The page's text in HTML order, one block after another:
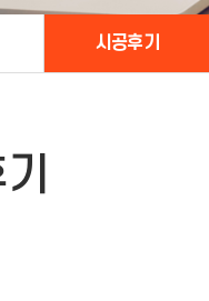
시공후기